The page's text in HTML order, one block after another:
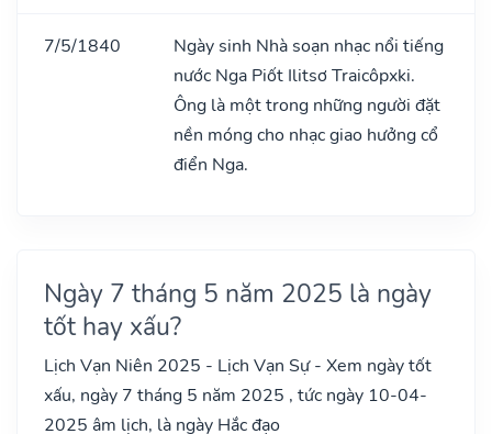
7/5/1840
Ngày sinh Nhà soạn nhạc nổi tiếng
nước Nga Piốt Ilitsơ Traicôpxki.
Ông là một trong những người đặt
nền móng cho nhạc giao hưởng cổ
điển Nga.
Ngày 7 tháng 5 năm 2025 là ngày
tốt hay xấu?
Lịch Vạn Niên 2025 - Lịch Vạn Sự - Xem ngày tốt
xấu, ngày 7 tháng 5 năm 2025 , tức ngày 10-04-
2025 âm lịch, là ngày Hắc đạo